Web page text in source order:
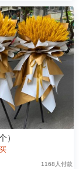
）
1168人付款